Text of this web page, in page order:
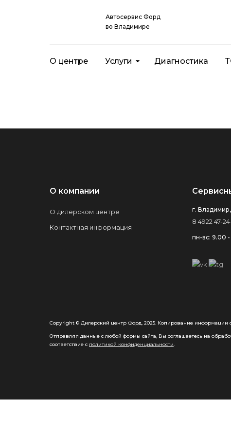
Автосервис Форд
во Владимире
О центре Услуги Диагностика
О компании
О дилерском центре
Контактная информация
г.
8 4922 47-
пн-вс: 9.00 -
Copyright © Дилерский центр Форд, 2025. Копирование информации
Отправляя данные с любой формы сайта, Вы соглашаетесь на
соответствие с политикой конфиденциальности.